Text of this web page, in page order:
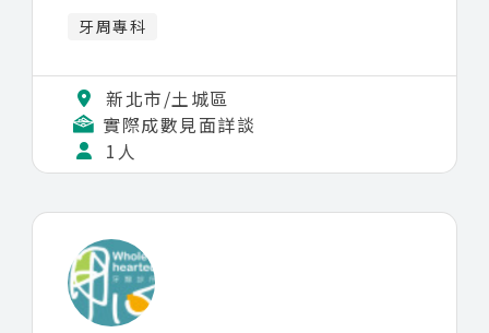
牙周專科
新北市/土城區
實際成數見面詳談
1人